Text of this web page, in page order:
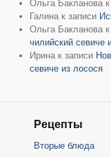
Ольга Бакланова
Галина к записи
Ольга Бакланова
чилийский севиче
Ирина к записи
севиче из лосося
Рецепты
Вторые блюда